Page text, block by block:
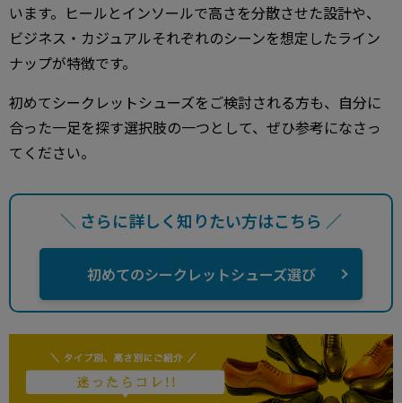
います。ヒールとインソールで高さを分散させた設計や、
ビジネス・カジュアルそれぞれのシーンを想定したライン
ナップが特徴です。
初めてシークレットシューズをご検討される方も、自分に
合った一足を探す選択肢の一つとして、ぜひ参考になさっ
てください。
＼ さらに詳しく知りたい方はこちら ／
初めてのシークレットシューズ選び